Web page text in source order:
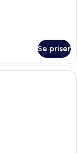
Se priser
hotellrum med en